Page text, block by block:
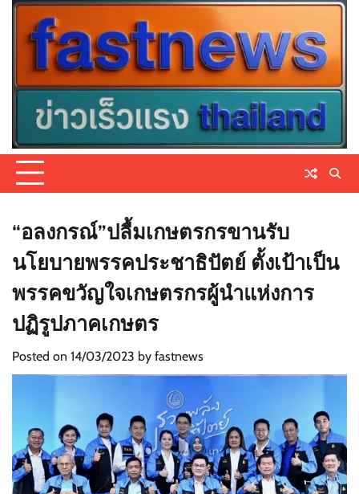
Skip
content
“อลงกรณ์”ปลื้มเกษตรกรขานรับ
นโยบายพรรคประชาธิปัตย์ ตั้งเป้าเป็น
พรรคขวัญใจเกษตรกรผู้นำแห่งการ
ปฏิรูปภาคเกษตร
Posted on 14/03/2023 by fastnews